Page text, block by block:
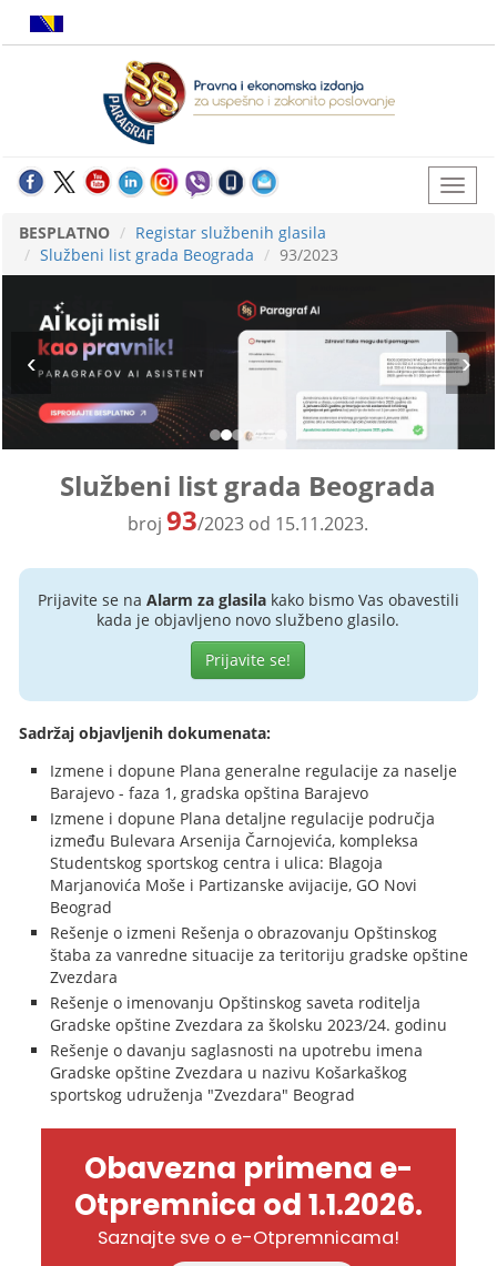
BESPLATNO
Registar službenih glasila
Službeni list grada Beograda
93/2023
Službeni list grada Beograda
broj93/2023 od 15.11.2023.
Prijavite se na Alarm za glasilakako bismo Vas obavestili
kada je objavljeno novo službeno glasilo.
Prijavite se!
Sadržaj objavljenih dokumenata:
Izmene i dopune Plana generalne regulacije za naselje
Barajevo - faza 1, gradska opština Barajevo
Izmene i dopune Plana detaljne regulacije područja
između Bulevara Arsenija Čarnojevića, kompleksa
Studentskog sportskog centra i ulica: Blagoja
Marjanovića Moše i Partizanske avijacije, GO Novi
Beograd
Rešenje o izmeni Rešenja o obrazovanju Opštinskog
štaba za vanredne situacije za teritoriju gradske opštine
Zvezdara
Rešenje o imenovanju Opštinskog saveta roditelja
Gradske opštine Zvezdara za školsku 2023/24. godinu
Rešenje o davanju saglasnosti na upotrebu imena
Gradske opštine Zvezdara u nazivu Košarkaškog
sportskog udruženja "Zvezdara" Beograd
Obavezna primena e-
Otpremnica od 1.1.2026.
Saznajte sve o e-Otpremnicama!